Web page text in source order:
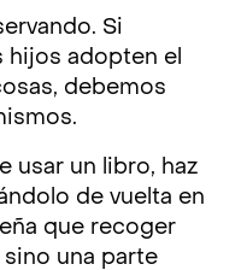
Si
hijos adopten el
debemos
usar un libro, haz
de vuelta en
que recoger
sino una parte